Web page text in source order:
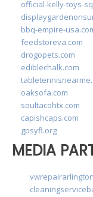
official-kelly-toys-
bbq-empire-
feedstoreva.com
drogopets.com
ediblechalk.com
oaksofa.com
soultacohtx.com
capishcaps.com
gpsyfl.org
MEDIA